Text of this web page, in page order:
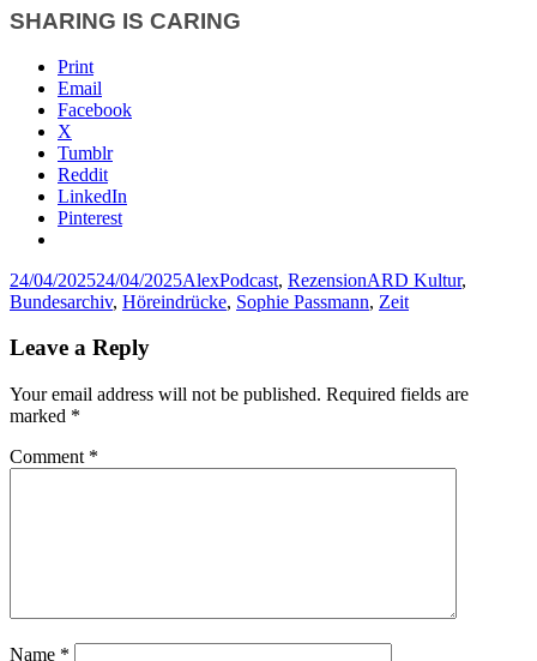
SHARING IS CARING
Print
Email
Facebook
X
Tumblr
Reddit
LinkedIn
Pinterest
Posted
on
24/04/202524/04/2025Author
AlexCategories
Podcast, RezensionTags
ARD Kultur,
Bundesarchiv, Höreindrücke, Sophie Passmann, Zeit
Leave a Reply
Your email address will not be published. Required fields are
marked *
Comment *
Name *